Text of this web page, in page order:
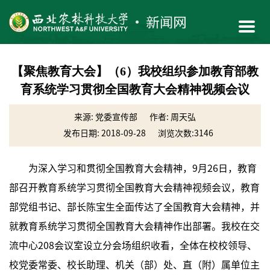
【聚焦教育大会】（6）我校组织参加教育部教
育系统学习贯彻全国教育大会精神视频会议
来源: 党委宣传部
作者: 周天弘
发布日期: 2018-09-28
浏览次数:3146
为深入学习和贯彻全国教育大会精神，9月26日，教育
部召开教育系统学习贯彻全国教育大会精神视频会议，教育
部党组书记、部长陈宝生全面传达了全国教育大会精神，并
就教育系统学习贯彻全国教育大会精神作出部署。我校在交
流中心208会议室设立分会场组织收看，全体在校校领导、
校党委常委、校长助理、机关（部）处、直（附）属单位主